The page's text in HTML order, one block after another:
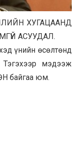
ХУГАЦААНД
АСУУДАЛ.
үнийн өсөлтөнд
Тэгэхээр мэдээж
байгаа юм.